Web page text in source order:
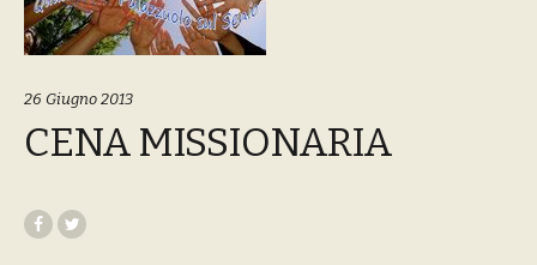
26 Giugno 2013
CENA MISSIONARIA